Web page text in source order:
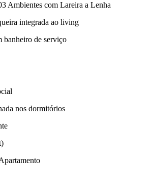
Ambientes com Lareira a Lenha
integrada ao living
banheiro de serviço
nos dormitórios